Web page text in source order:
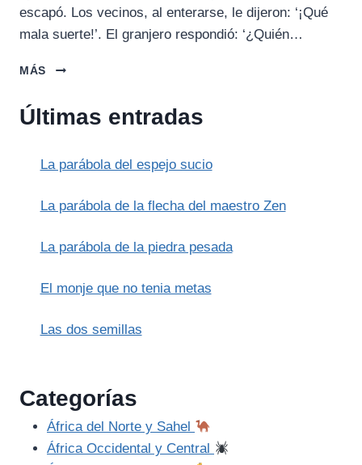
escapó. Los vecinos, al enterarse, le dijeron: ‘¡Qué
mala suerte!’. El granjero respondió: ‘¿Quién…
MÁS
LA
GRANJERO
Últimas entradas
La parábola del espejo sucio
La parábola de la flecha del maestro Zen
La parábola de la piedra pesada
El monje que no tenia metas
Las dos semillas
Categorías
África del Norte y Sahel
África Occidental y Central